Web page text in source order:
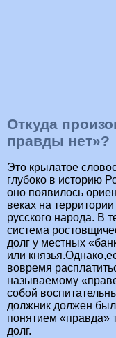
Откуда
правды нет»?
Это крылатое
глубоко в историю
оно появилось
веках на
русского народа. В
система
долг у местных
или
вовремя
называемому
собой
должник должен
понятием «правда»
долг.